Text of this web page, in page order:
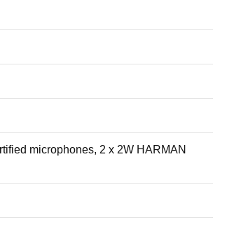
microphones, 2 x 2W HARMAN